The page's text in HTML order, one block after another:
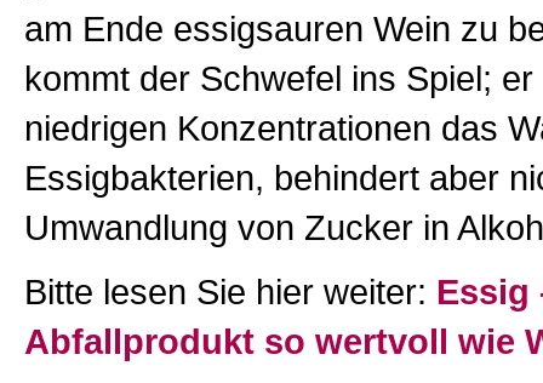
am Ende essigsauren Wein zu
kommt der Schwefel ins Spiel;
niedrigen Konzentrationen das
Essigbakterien, behindert aber
Umwandlung von Zucker in
Bitte lesen Sie hier weiter: Essig
Abfallprodukt so wertvoll wie